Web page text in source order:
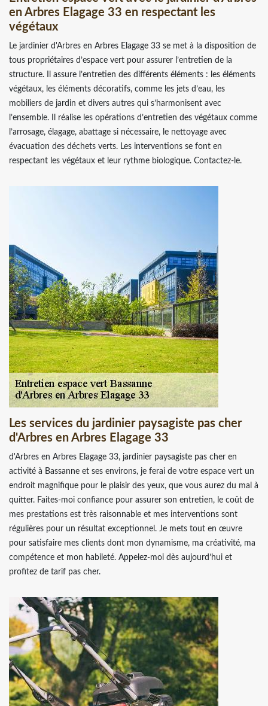
en Arbres Elagage 33 en respectant les
végétaux
Le jardinier d'Arbres en Arbres Elagage 33 se met à la disposition de
tous propriétaires d’espace vert pour assurer l’entretien de la
structure. Il assure l’entretien des différents éléments : les éléments
végétaux, les éléments décoratifs, comme les jets d’eau, les
mobiliers de jardin et divers autres qui s’harmonisent avec
l’ensemble. Il réalise les opérations d’entretien des végétaux comme
l’arrosage, élagage, abattage si nécessaire, le nettoyage avec
évacuation des déchets verts. Les interventions se font en
respectant les végétaux et leur rythme biologique. Contactez-le.
Les services du jardinier paysagiste pas cher
d'Arbres en Arbres Elagage 33
d'Arbres en Arbres Elagage 33, jardinier paysagiste pas cher en
activité à Bassanne et ses environs, je ferai de votre espace vert un
endroit magnifique pour le plaisir des yeux, que vous aurez du mal à
quitter. Faites-moi confiance pour assurer son entretien, le coût de
mes prestations est très raisonnable et mes interventions sont
régulières pour un résultat exceptionnel. Je mets tout en œuvre
pour satisfaire mes clients dont mon dynamisme, ma créativité, ma
compétence et mon habileté. Appelez-moi dès aujourd’hui et
profitez de tarif pas cher.